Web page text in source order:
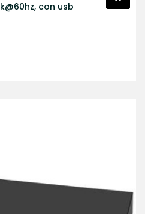
con usb